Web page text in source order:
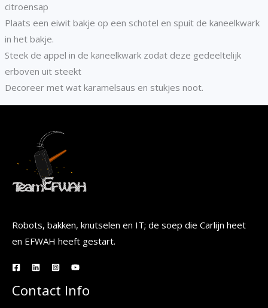
citroensap
Plaats een eiwit bakje op een schotel en spuit de kaneelkwark
in het bakje.
Steek de appel in de kaneelkwark zodat deze gedeeltelijk
erboven uit steekt
Decoreer met wat karamelsaus en stukjes noot.
Robots, bakken, knutselen en IT; de soep die Carlijn heet
en EFWAH heeft gestart.
Contact Info